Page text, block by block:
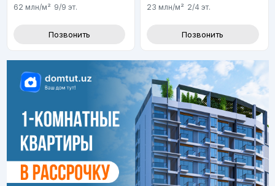
62 млн/м² 9/9 эт.
Позвонить
23 млн/м² 2/4 эт.
Позвонить